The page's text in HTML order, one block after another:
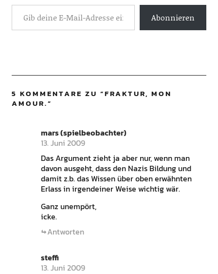
Abonnieren
5 KOMMENTARE ZU “FRAKTUR, MON
AMOUR.”
mars (spielbeobachter)
13. Juni 2009
Das Argument zieht ja aber nur, wenn man
davon ausgeht, dass den Nazis Bildung und
damit z.b. das Wissen über oben erwähnten
Erlass in irgendeiner Weise wichtig wär.
Ganz unempört,
icke.
Antworten
steffi
13. Juni 2009